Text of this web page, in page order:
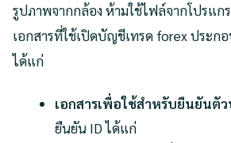
รูปภาพจากกล้อง ห้ามใช้ไฟล์จากโปรแก
เอกสารที่ใช้เปิดบัญชีเทรด forex ประก
ได้แก่
เอกสารเพื่อใช้สำหรับยืนยันตั
ยืนยัน ID ได้แก่